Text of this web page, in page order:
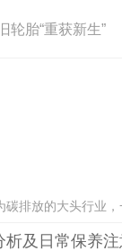
轮胎“重获新生”
排放的大头行业
及日常保养